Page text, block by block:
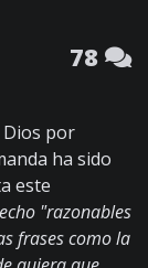
78
Dios por
ha sido
este
"razonables
frases como la